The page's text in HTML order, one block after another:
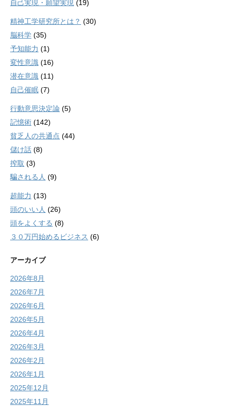
自己実現・願望実現 (19)
精神工学研究所とは？ (30)
脳科学 (35)
予知能力 (1)
変性意識 (16)
潜在意識 (11)
自己催眠 (7)
行動意思決定論 (5)
記憶術 (142)
貧乏人の共通点 (44)
儲け話 (8)
搾取 (3)
騙される人 (9)
超能力 (13)
頭のいい人 (26)
頭をよくする (8)
３０万円始めるビジネス (6)
アーカイブ
2026年8月
2026年7月
2026年6月
2026年5月
2026年4月
2026年3月
2026年2月
2026年1月
2025年12月
2025年11月